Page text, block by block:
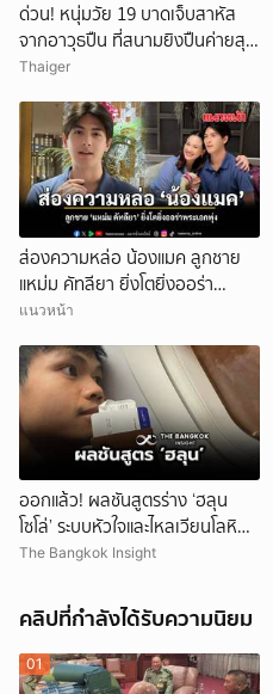
ด่วน! หนุ่มวัย 19 บาดเจ็บสาหัส
จากอาวุธปืน ที่สนามยิงปืนค่ายสุร
นารี โคราช ตำรวจเร่งสอบสาเหตุ
Thaiger
ส่องความหล่อ น้องแมค ลูกชาย
แหม่ม คัทลียา ยิ่งโตยิ่งออร่า
พระเอกพุ่ง
แนวหน้า
ออกแล้ว! ผลชันสูตรร่าง ‘ฮลุน
โซโล่’ ระบบหัวใจและไหลเวียนโลหิต
ล้มเหลว
The Bangkok Insight
คลิปที่กำลังได้รับความนิยม
01